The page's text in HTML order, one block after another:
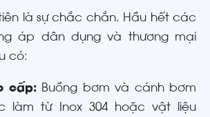
là sự chắc chắn. Hầu hết các
áp dân dụng và thương mại
có:
cấp:Buồng bơm và cánh bơm
làm từ Inox 304 hoặc vật liệu